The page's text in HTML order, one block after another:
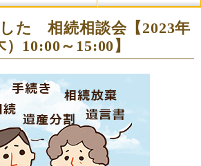
た 相続相談会【2023年
10:00～15:00】